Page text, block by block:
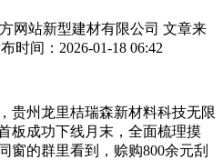
网站新型建材有限公司 文章来
时间：2026-01-18 06:42
州龙里桔瑞森新材料科技无限
板成功下线月末，全面梳理摸
窗的群里看到，赊购800余元刮